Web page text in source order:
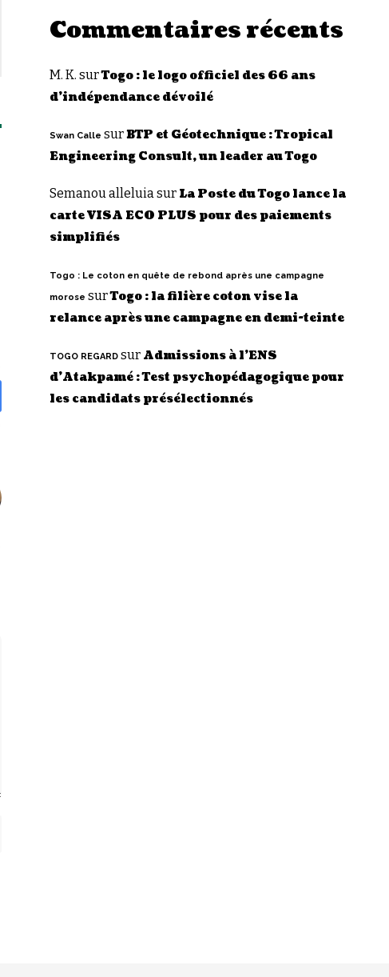
Commentaires récents
M. K. surTogo : le logo officiel des 66 ans
d’indépendance dévoilé
Swan Calle surBTP et Géotechnique : Tropical
Engineering Consult, un leader au Togo
Semanou alleluia sur La Poste du Togo lance la
carte VISA ECO PLUS pour des paiements
simplifiés
Togo : Le coton en quête de rebond après une campagne
morose surTogo : la filière coton vise la
relance après une campagne en demi-teinte
TOGO REGARDsur Admissions à l’ENS
d’Atakpamé : Test psychopédagogique pour
les candidats présélectionnés